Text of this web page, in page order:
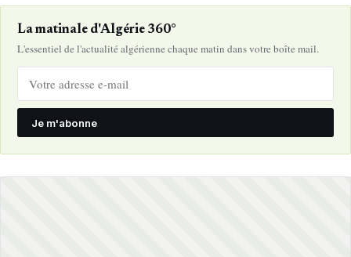
La matinale d'Algérie 360°
L'essentiel de l'actualité algérienne chaque matin dans votre boîte mail.
Je m'abonne